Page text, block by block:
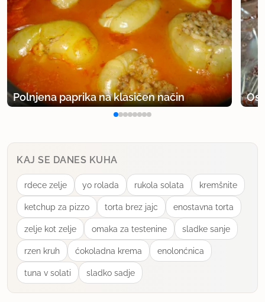
Polnjena paprika na klasičen način
KAJ SE DANES KUHA
rdece zelje yo rolada rukola solata kremšnite
ketchup za pizzo torta brez jajc enostavna torta
zelje kot zelje omaka za testenine sladke sanje
rzen kruh ćokoladna krema enolonćnica
tuna v solati sladko sadje